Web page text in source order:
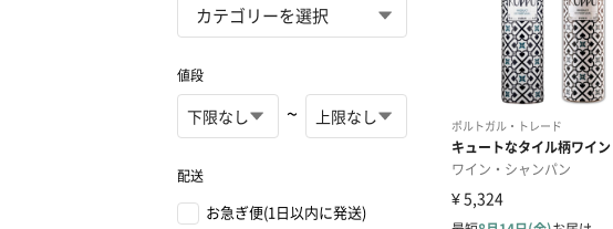
値段
~
配送
お急ぎ便(1日以内に発送)